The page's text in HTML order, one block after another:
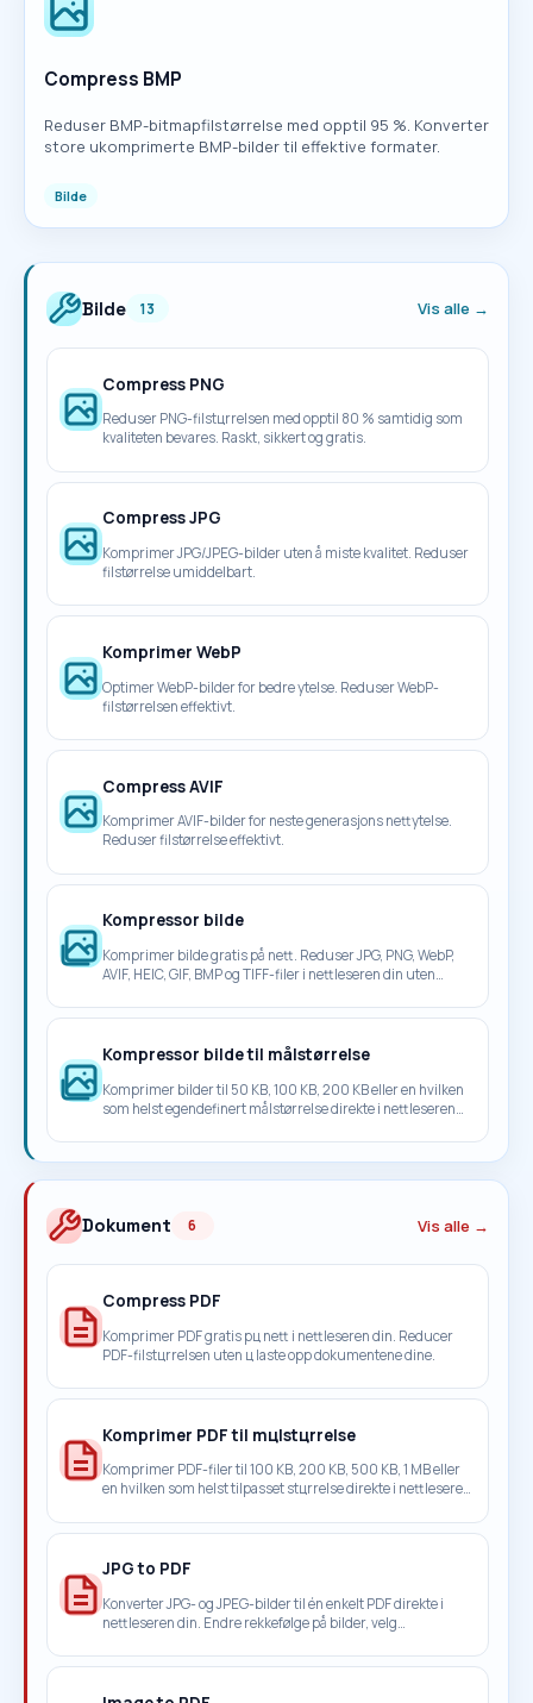
Compress BMP
Reduser BMP-bitmapfilstørrelse med opptil 95 %. Konverter
store ukomprimerte BMP-bilder til effektive formater.
Bilde
Bilde 13 Vis alle →
Compress PNG
Reduser PNG-filstцrrelsen med opptil 80 % samtidig som
kvaliteten bevares. Raskt, sikkert og gratis.
Compress JPG
Komprimer JPG/JPEG-bilder uten å miste kvalitet. Reduser
filstørrelse umiddelbart.
Komprimer WebP
Optimer WebP-bilder for bedre ytelse. Reduser WebP-
filstørrelsen effektivt.
Compress AVIF
Komprimer AVIF-bilder for neste generasjons nettytelse.
Reduser filstørrelse effektivt.
Kompressor bilde
Komprimer bilde gratis på nett. Reduser JPG, PNG, WebP,
AVIF, HEIC, GIF, BMP og TIFF-filer i nettleseren din uten
Kompressor bilde til målstørrelse
Komprimer bilder til 50 KB, 100 KB, 200 KB eller en hvilken
som helst egendefinert målstørrelse direkte i nettleseren
Dokument 6 Vis alle →
Compress PDF
Komprimer PDF gratis pц nett i nettleseren din. Reducer
PDF-filstцrrelsen uten ц laste opp dokumentene dine.
Komprimer PDF til mцlstцrrelse
Komprimer PDF-filer til 100 KB, 200 KB, 500 KB, 1 MB eller
en hvilken som helst tilpasset stцrrelse direkte i nettleseren
JPG to PDF
Konverter JPG- og JPEG-bilder til én enkelt PDF direkte i
nettleseren din. Endre rekkefølge på bilder, velg